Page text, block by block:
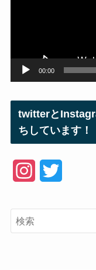
00:00
twitterと
ちしています！